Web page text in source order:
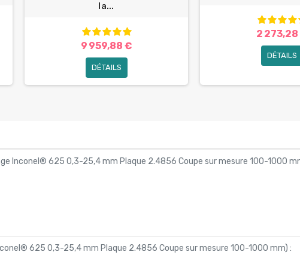
la...
9 959,88 €
DÉTAILS
2
DÉTAILS
Inconel® 625 0,3-25,4 mm Plaque 2.4856 Coupe sur mesure 100-1000
625 0,3-25,4 mm Plaque 2.4856 Coupe sur mesure 100-1000 mm) :